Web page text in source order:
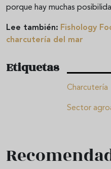
porque hay muchas
Lee también: Fishology
charcutería del mar
Etiquetas
Charcutería
Sector